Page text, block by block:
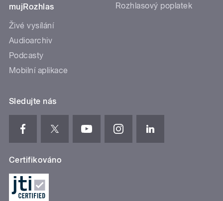
mujRozhlas
Živé vysílání
Audioarchiv
Podcasty
Mobilní aplikace
Rozhlasový poplatek
Sledujte nás
Certifikováno